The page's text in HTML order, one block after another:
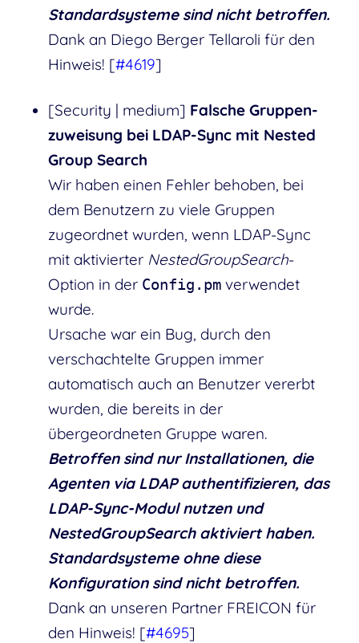
Standardsysteme sind nicht betroffen.
Dank an Diego Berger Tellaroli für den
Hinweis! [#4619]
[Security | medium] Falsche Gruppen­
zuweisung bei LDAP-Sync mit Nested
Group Search
Wir haben einen Fehler behoben, bei
dem Benutzern zu viele Gruppen
zugeordnet wurden, wenn LDAP-Sync
mit aktivierter NestedGroupSearch-
Option in der Config.pmverwendet
wurde.
Ursache war ein Bug, durch den
verschachtelte Gruppen immer
automatisch auch an Benutzer vererbt
wurden, die bereits in der
übergeordneten Gruppe waren.
Betroffen sind nur Installationen, die
Agenten via LDAP authentifizieren, das
LDAP-Sync-Modul nutzen und
NestedGroupSearch aktiviert haben.
Standardsysteme ohne diese
Konfiguration sind nicht betroffen.
Dank an unseren Partner FREICON für
den Hinweis! [#4695]